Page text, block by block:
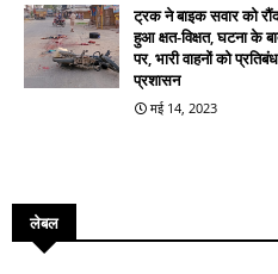
ट्रक ने बाइक सवार को
हुआ क्षत-विक्षत, घटना के
पर, भारी वाहनों को
प्रशासन
मई 14, 2023
लेबल